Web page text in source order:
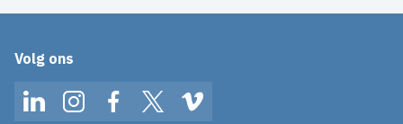
Volg ons
LinkedInInstagramFacebookTwitterVimeo